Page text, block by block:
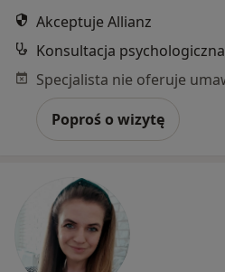
Akceptuje Allianz
Konsultacja psychologiczna
Poproś o wizytę